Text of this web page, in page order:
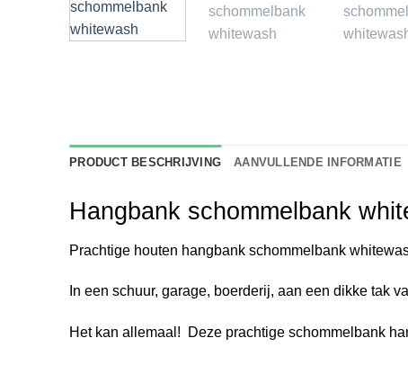
PRODUCT BESCHRIJVING AANVULLENDE INFORMATIE
Hangbank schommelbank
Prachtige houten hangbank schommelbank
In een schuur, garage, boerderij, aan een dikke tak
Het kan allemaal! Deze prachtige schommelbank